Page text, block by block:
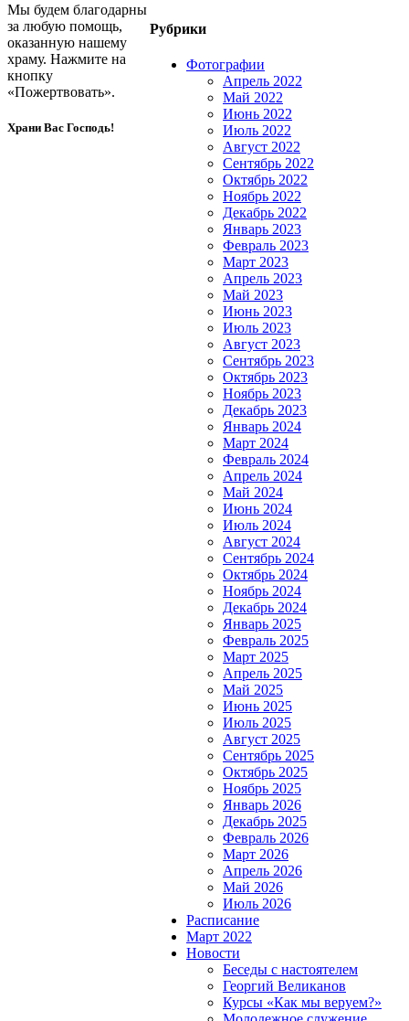
Рубрики
Фотографии
Апрель 2022
Май 2022
Июнь 2022
Июль 2022
Август 2022
Сентябрь 2022
Октябрь 2022
Ноябрь 2022
Декабрь 2022
Январь 2023
Февраль 2023
Март 2023
Апрель 2023
Май 2023
Июнь 2023
Июль 2023
Август 2023
Сентябрь 2023
Октябрь 2023
Ноябрь 2023
Декабрь 2023
Январь 2024
Март 2024
Февраль 2024
Апрель 2024
Май 2024
Июнь 2024
Июль 2024
Август 2024
Сентябрь 2024
Октябрь 2024
Ноябрь 2024
Декабрь 2024
Январь 2025
Февраль 2025
Март 2025
Апрель 2025
Май 2025
Июнь 2025
Июль 2025
Август 2025
Сентябрь 2025
Октябрь 2025
Ноябрь 2025
Январь 2026
Декабрь 2025
Февраль 2026
Март 2026
Апрель 2026
Май 2026
Июль 2026
Расписание
Март 2022
Новости
Беседы с настоятелем
Георгий Великанов
Курсы «Как мы веруем?»
Мы будем благодарны
за любую помощь,
оказанную нашему
храму. Нажмите на
кнопку
«Пожертвовать».
Храни Вас Господь!